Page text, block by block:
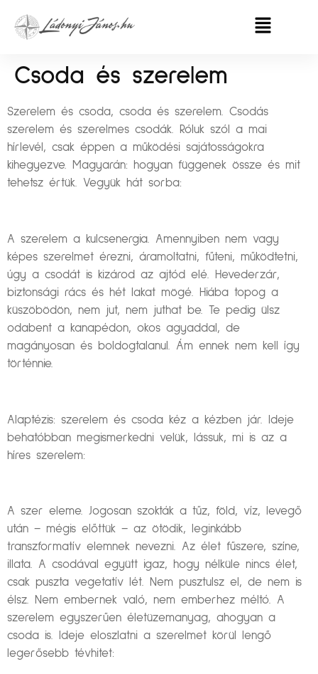
Csoda és szerelem
Szerelem és csoda, csoda és szerelem. Csodás
szerelem és szerelmes csodák. Róluk szól a mai
hírlevél, csak éppen a működési sajátosságokra
kihegyezve. Magyarán: hogyan függenek össze és mit
tehetsz értük. Vegyük hát sorba:
A szerelem a kulcsenergia. Amennyiben nem vagy
képes szerelmet érezni, áramoltatni, fűteni, működtetni,
úgy a csodát is kizárod az ajtód elé. Hevederzár,
biztonsági rács és hét lakat mögé. Hiába topog a
küszöbödön, nem jut, nem juthat be. Te pedig ülsz
odabent a kanapédon, okos agyaddal, de
magányosan és boldogtalanul. Ám ennek nem kell így
történnie.
Alaptézis: szerelem és csoda kéz a kézben jár. Ideje
behatóbban megismerkedni velük, lássuk, mi is az a
híres szerelem:
A szer eleme. Jogosan szokták a tűz, föld, víz, levegő
után – mégis előttük – az ötödik, leginkább
transzformatív elemnek nevezni. Az élet fűszere, színe,
illata. A csodával együtt igaz, hogy nélküle nincs élet,
csak puszta vegetatív lét. Nem pusztulsz el, de nem is
élsz. Nem embernek való, nem emberhez méltó. A
szerelem egyszerűen életüzemanyag, ahogyan a
csoda is. Ideje eloszlatni a szerelmet körül lengő
legerősebb tévhitet: